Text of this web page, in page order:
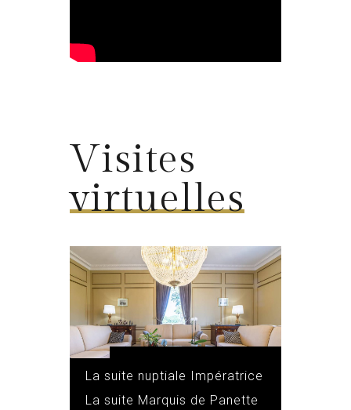
Visites
virtuelles
La suite nuptiale Impératrice
La suite Marquis de Panette